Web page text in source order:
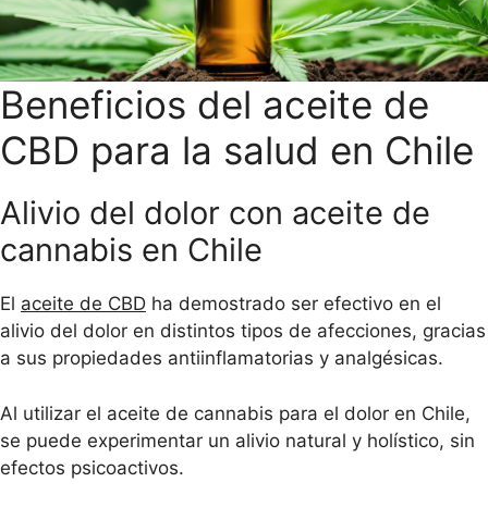
Beneficios del aceite de
CBD para la salud en Chile
Alivio del dolor con aceite de
cannabis en Chile
El aceite de CBD ha demostrado ser efectivo en el
alivio del dolor en distintos tipos de afecciones, gracias
a sus propiedades antiinflamatorias y analgésicas.
Al utilizar el aceite de cannabis para el dolor en Chile,
se puede experimentar un alivio natural y holístico, sin
efectos psicoactivos.